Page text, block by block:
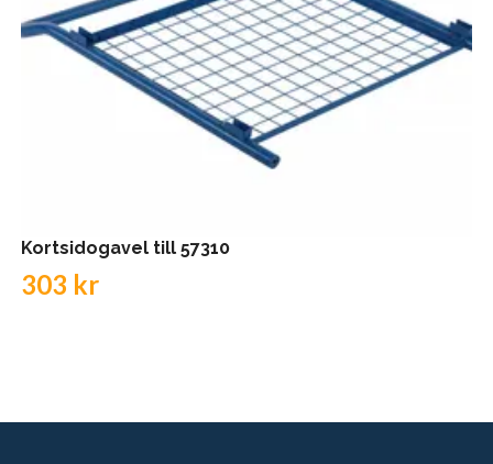
Kortsidogavel till 57310
303 kr